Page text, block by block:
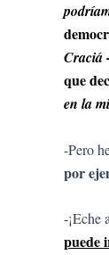
Craciá
que
en la
-Pero
por
-¡Eche
puede